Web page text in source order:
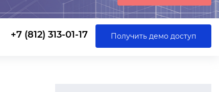
+7 (812) 313-01-17 Получить демо доступ